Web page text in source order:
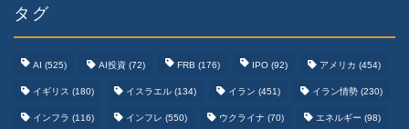
タグ
AI (525) AI投資 (72) FRB (176) IPO (92) アメリカ (454)
イギリス (180) イスラエル (134) イラン (451) イラン情勢 (230)
インフラ (116) インフレ (550) ウクライナ (70) エネルギー (98)